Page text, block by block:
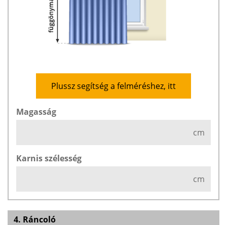
Plussz segítség a felméréshez, itt
Magasság
cm
Karnis szélesség
cm
4. Ráncoló